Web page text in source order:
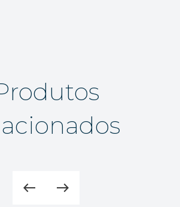
west east